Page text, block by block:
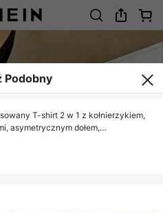
Podobny
T-shirt 2 w 1 z kołnierzykiem,
asymetrycznym dołem,
i wcięciem w talii, elegancki,
co dzień, na spotkania, imprezy,